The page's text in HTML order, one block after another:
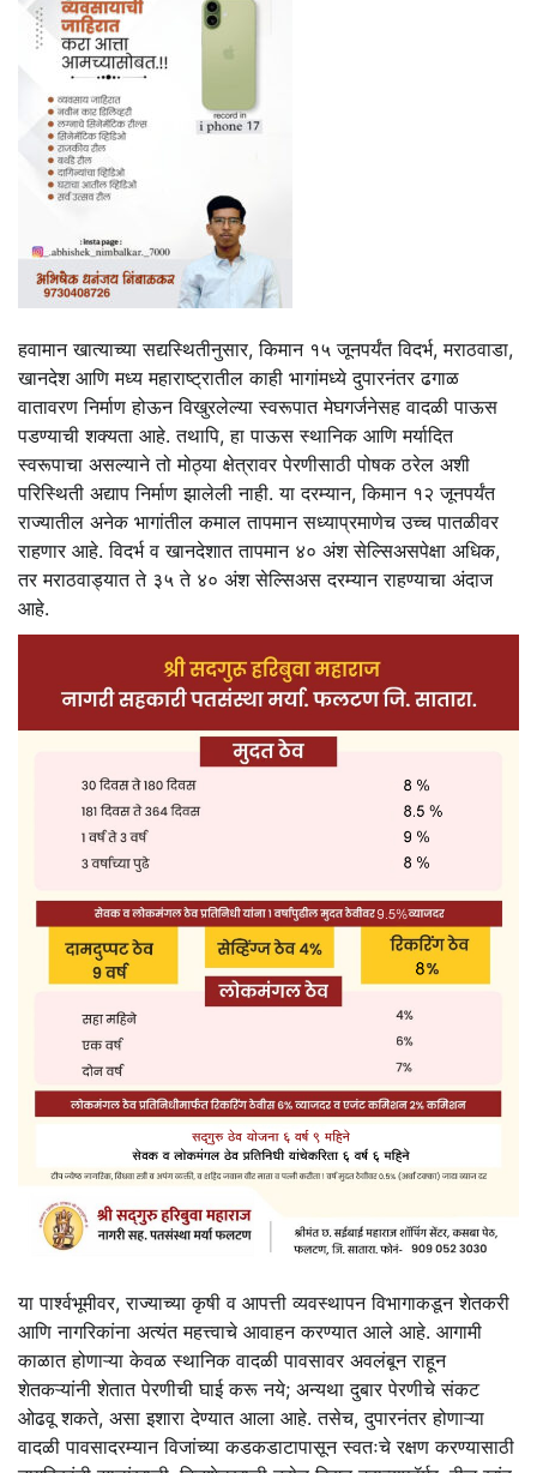
हवामान खात्याच्या सद्यस्थितीनुसार, किमान १५ जूनपर्यंत विदर्भ, मराठवाडा,
खानदेश आणि मध्य महाराष्ट्रातील काही भागांमध्ये दुपारनंतर ढगाळ
वातावरण निर्माण होऊन विखुरलेल्या स्वरूपात मेघगर्जनेसह वादळी पाऊस
पडण्याची शक्यता आहे. तथापि, हा पाऊस स्थानिक आणि मर्यादित
स्वरूपाचा असल्याने तो मोठ्या क्षेत्रावर पेरणीसाठी पोषक ठरेल अशी
परिस्थिती अद्याप निर्माण झालेली नाही. या दरम्यान, किमान १२ जूनपर्यंत
राज्यातील अनेक भागांतील कमाल तापमान सध्याप्रमाणेच उच्च पातळीवर
राहणार आहे. विदर्भ व खानदेशात तापमान ४० अंश सेल्सिअसपेक्षा अधिक,
तर मराठवाड्यात ते ३५ ते ४० अंश सेल्सिअस दरम्यान राहण्याचा अंदाज
आहे.
या पार्श्वभूमीवर, राज्याच्या कृषी व आपत्ती व्यवस्थापन विभागाकडून शेतकरी
आणि नागरिकांना अत्यंत महत्त्वाचे आवाहन करण्यात आले आहे. आगामी
काळात होणाऱ्या केवळ स्थानिक वादळी पावसावर अवलंबून राहून
शेतकऱ्यांनी शेतात पेरणीची घाई करू नये; अन्यथा दुबार पेरणीचे संकट
ओढवू शकते, असा इशारा देण्यात आला आहे. तसेच, दुपारनंतर होणाऱ्या
वादळी पावसादरम्यान विजांच्या कडकडाटापासून स्वतःचे रक्षण करण्यासाठी